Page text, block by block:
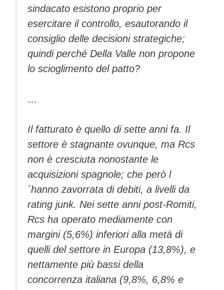
sindacato esistono proprio per
esercitare il controllo, esautorando il
consiglio delle decisioni strategiche;
quindi perché Della Valle non propone
lo scioglimento del patto?
…
Il fatturato è quello di sette anni fa. Il
settore è stagnante ovunque, ma Rcs
non è cresciuta nonostante le
acquisizioni spagnole; che però l
´hanno zavorrata di debiti, a livelli da
rating junk. Nei sette anni post-Romiti,
Rcs ha operato mediamente con
margini (5,6%) inferiori alla metà di
quelli del settore in Europa (13,8%), e
nettamente più bassi della
concorrenza italiana (9,8%, 6,8% e